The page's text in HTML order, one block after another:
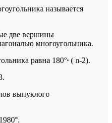
называется
две вершины
многоугольника.
равна 180°∙ ( n-2).
выпуклого
1980°.